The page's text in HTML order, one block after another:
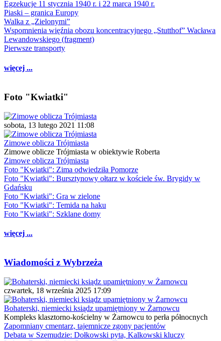
Egzekucje 11 stycznia 1940 r. i 22 marca 1940 r.
Piaski – granica Europy
Walka z „Zielonymi”
Wspomnienia więźnia obozu koncentracyjnego „Stutthof” Wacława
Lewandowskiego (fragment)
Pierwsze transporty
więcej ...
Foto "Kwiatki"
sobota, 13 lutego 2021 11:08
Zimowe oblicza Trójmiasta
Zimowe oblicze Trójmiasta w obiektywie Roberta
Zimowe oblicza Trójmiasta
Foto "Kwiatki": Zima odwiedziła Pomorze
Foto "Kwiatki": Bursztynowy ołtarz w kościele św. Brygidy w
Gdańsku
Foto "Kwiatki": Gra w zielone
Foto "Kwiatki": Temida na haku
Foto "Kwiatki": Szklane domy
więcej ...
Wiadomości z Wybrzeża
czwartek, 18 września 2025 17:09
Bohaterski, niemiecki ksiądz upamiętniony w Żarnowcu
Kompleks klasztorno-kościelny w Żarnowcu to perła północnych
Zapomniany cmentarz, tajemnicze zgony pacjentów
Debata w Szemudzie: Dołkowski pyta, Kalkowski kluczy